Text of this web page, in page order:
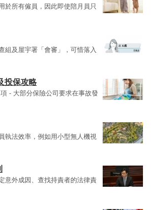
於所有僱員，因此即使陪月員只
組及屋宇署「會審」，可惜落入
投保攻略
- 大部分保險公司要求在事故發
執法效率，例如用小型無人機視
意外成因、查找持責者的法律責